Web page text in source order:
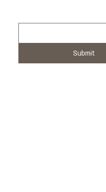
Submit
Submit